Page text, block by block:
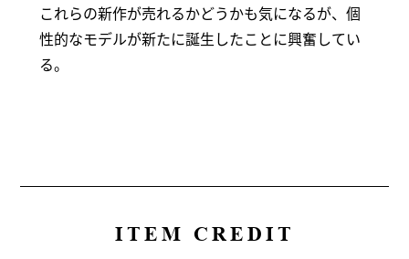
これらの新作が売れるかどうかも気になるが、個
性的なモデルが新たに誕生したことに興奮してい
る。
ITEM CREDIT